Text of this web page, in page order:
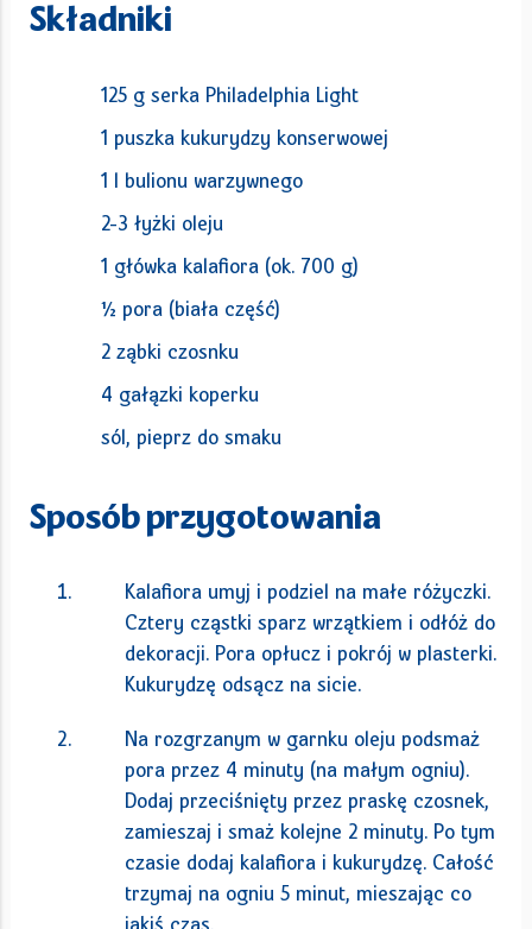
Składniki
125 g serka Philadelphia Light
1 puszka kukurydzy konserwowej
1 l bulionu warzywnego
2-3 łyżki oleju
1 główka kalafiora (ok. 700 g)
½ pora (biała część)
2 ząbki czosnku
4 gałązki koperku
sól, pieprz do smaku
Sposób przygotowania
Kalafiora umyj i podziel na małe różyczki.
Cztery cząstki sparz wrzątkiem i odłóż do
dekoracji. Pora opłucz i pokrój w plasterki.
Kukurydzę odsącz na sicie.
Na rozgrzanym w garnku oleju podsmaż
pora przez 4 minuty (na małym ogniu).
Dodaj przeciśnięty przez praskę czosnek,
zamieszaj i smaż kolejne 2 minuty. Po tym
czasie dodaj kalafiora i kukurydzę. Całość
trzymaj na ogniu 5 minut, mieszając co